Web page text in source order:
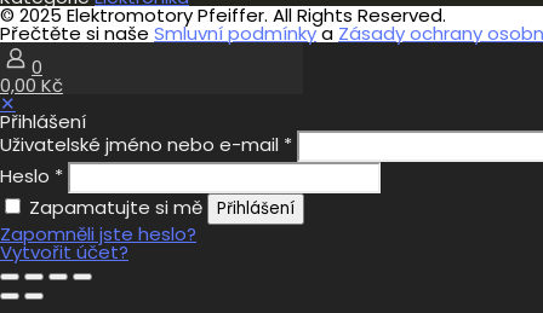
© 2025 Elektromotory Pfeiffer. All Rights Reserved.
Přečtěte si naše Smluvní podmínkya Zásady ochrany
0
0,00 Kč
✕
Přihlášení
Uživatelské jméno nebo e-mail *
Heslo *
Zapamatujte si mě
Přihlášení
Zapomněli jste heslo?
Vytvořit účet?